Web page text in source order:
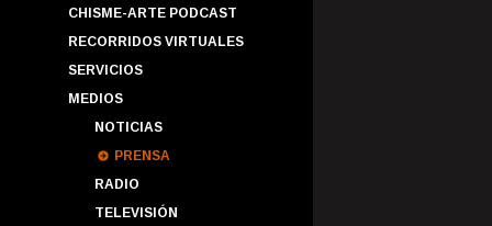
CHISME-ARTE PODCAST
RECORRIDOS VIRTUALES
SERVICIOS
MEDIOS
NOTICIAS
PRENSA
RADIO
TELEVISIÓN